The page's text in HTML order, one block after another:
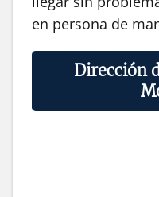
en persona de
Dirección